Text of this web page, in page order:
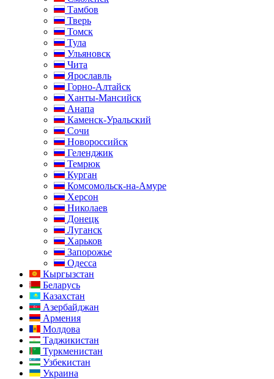
Тамбов
Тверь
Томск
Тула
Ульяновск
Чита
Ярославль
Горно-Алтайск
Ханты-Мансийск
Анапа
Каменск-Уральский
Сочи
Новороссийск
Геленджик
Темрюк
Курган
Комсомольск-на-Амуре
Херсон
Николаев
Донецк
Луганск
Харьков
Запорожье
Одесса
Кыргызстан
Беларусь
Казахстан
Азербайджан
Армения
Молдова
Таджикистан
Туркменистан
Узбекистан
Украина